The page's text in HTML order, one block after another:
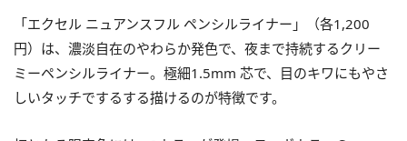
「エクセル ニュアンスフル ペンシルライナー」（各1,200
円）は、濃淡自在のやわらか発色で、夜まで持続するクリー
ミーペンシルライナー。極細1.5mm 芯で、目のキワにもやさ
しいタッチでするする描けるのが特徴です。